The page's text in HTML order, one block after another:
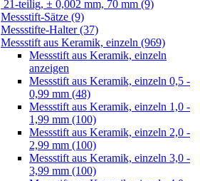
21-teilig, ± 0,002 mm, 70 mm (9)
Messstift-Sätze (9)
Messstifte-Halter (37)
Messstift aus Keramik, einzeln (969)
Messstift aus Keramik, einzeln
anzeigen
Messstift aus Keramik, einzeln 0,5 -
0,99 mm (48)
Messstift aus Keramik, einzeln 1,0 -
1,99 mm (100)
Messstift aus Keramik, einzeln 2,0 -
2,99 mm (100)
Messstift aus Keramik, einzeln 3,0 -
3,99 mm (100)